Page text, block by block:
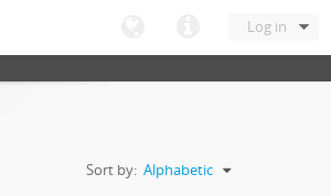
Log in
Sort by: Alphabetic